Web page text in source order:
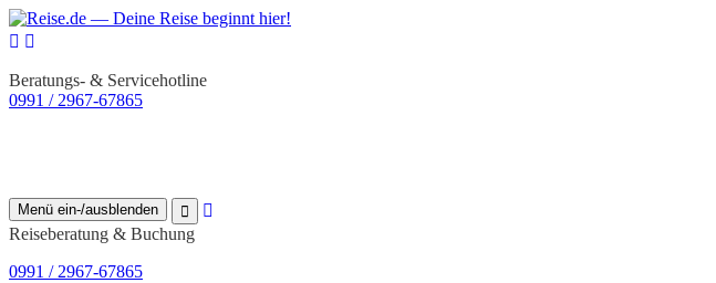
Beratungs- & Servicehotline
0991 / 2967-67865
Menü ein-/ausblenden
Reiseberatung & Buchung
0991 / 2967-67865